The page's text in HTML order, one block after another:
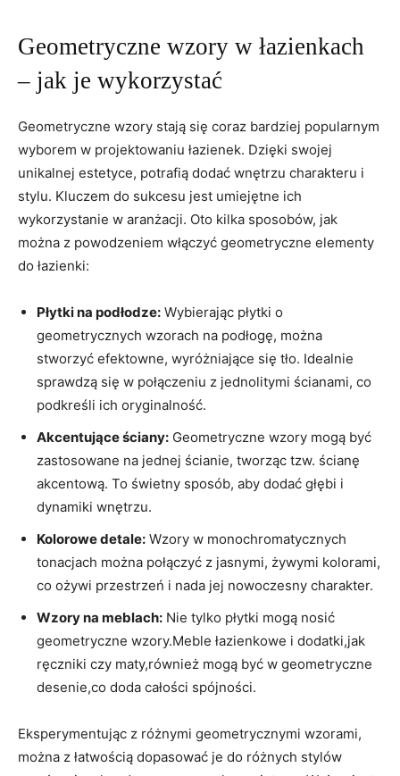
Geometryczne wzory w łazienkach
– jak je wykorzystać
Geometryczne ⁣wzory​ stają​ się coraz bardziej popularnym
wyborem w projektowaniu łazienek. Dzięki swojej
‌unikalnej estetyce, ‍potrafią dodać wnętrzu charakteru i
stylu. Kluczem do sukcesu⁣ jest umiejętne⁢ ich
wykorzystanie w aranżacji. Oto kilka sposobów, jak
można z⁤ powodzeniem włączyć geometryczne elementy
do łazienki:
Płytki na⁢ podłodze: Wybierając⁣ płytki‍ o ​
geometrycznych ⁢wzorach ⁢na podłogę, można
stworzyć efektowne, wyróżniające się ‍tło. Idealnie
sprawdzą się w połączeniu z jednolitymi ścianami, co⁣
podkreśli ⁣ich oryginalność.
Akcentujące‍ ściany: Geometryczne wzory mogą być⁣
zastosowane⁣ na⁤ jednej ścianie, tworząc ⁢tzw. ścianę‍
akcentową. To świetny sposób, aby dodać ‍głębi i⁣
dynamiki wnętrzu.
Kolorowe detale: Wzory w monochromatycznych
tonacjach można ‌połączyć z jasnymi, żywymi kolorami,
co ożywi przestrzeń i nada jej nowoczesny charakter.
Wzory na meblach: Nie‌ tylko płytki mogą nosić
geometryczne wzory.Meble łazienkowe ‌i dodatki,jak
ręczniki czy maty,również mogą być w geometryczne
desenie,co doda ⁢całości spójności.
Eksperymentując z różnymi‌ geometrycznymi wzorami,
można z łatwością dopasować je do różnych stylów